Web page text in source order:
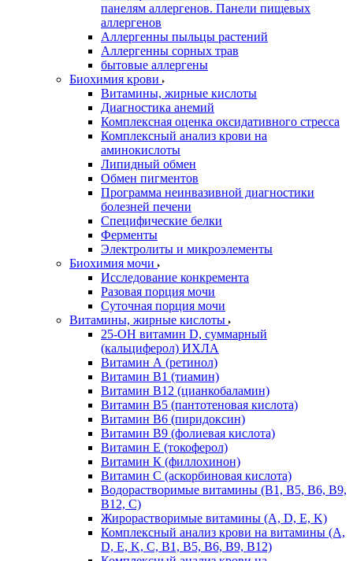
панелям аллергенов. Панели пищевых
аллергенов
Аллергенны пыльцы растений
Аллергенны сорных трав
бытовые аллергены
Биохимия крови
Витамины, жирные кислоты
Диагностика анемий
Комплексная оценка оксидативного стресса
Комплексный анализ крови на
аминокислоты
Липидный обмен
Обмен пигментов
Программа неинвазивной диагностики
болезней печени
Специфические белки
Ферменты
Электролиты и микроэлементы
Биохимия мочи
Исследование конкремента
Разовая порция мочи
Суточная порция мочи
Витамины, жирные кислоты
25-OH витамин D, суммарный
(кальциферол) ИХЛА
Витамин А (ретинол)
Витамин В1 (тиамин)
Витамин В12 (цианкобаламин)
Витамин В5 (пантотеновая кислота)
Витамин В6 (пиридоксин)
Витамин В9 (фолиевая кислота)
Витамин Е (токоферол)
Витамин К (филлохинон)
Витамин С (аскорбиновая кислота)
Водорастворимые витамины (B1, B5, B6, В9,
В12, С)
Жирорастворимые витамины (A, D, E, K)
Комплексный анализ крови на витамины (A,
D, E, K, C, B1, B5, B6, В9, B12)